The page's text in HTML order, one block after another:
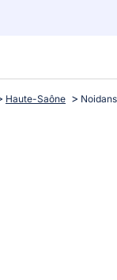
Haute-Saône